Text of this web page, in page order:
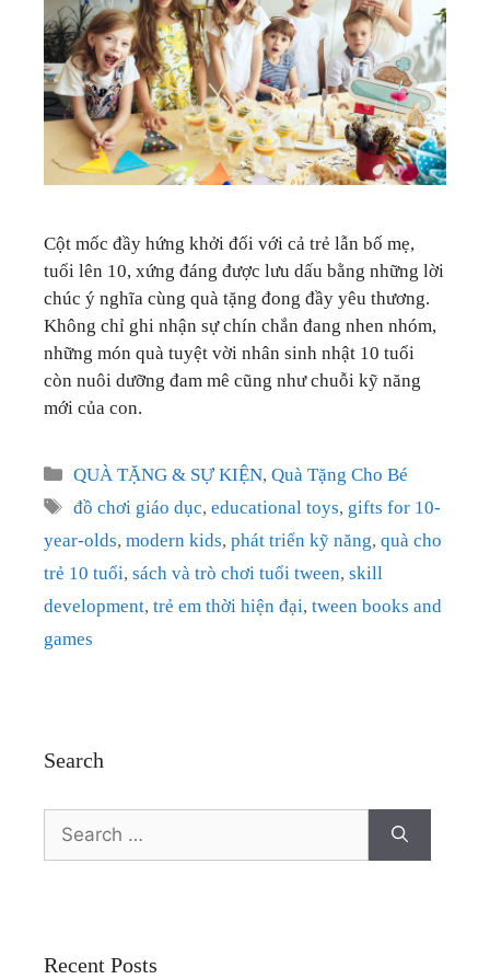
GIÁO DỤC
KỲ NGHỈ & ĐIỂM ĐẾN
QUÀ TẶNG & SỰ KIỆN
LIÊN HỆ
Cột mốc đầy hứng khởi đối với cả trẻ lẫn bố mẹ,
tuổi lên 10, xứng đáng được lưu dấu bằng những lời
chúc ý nghĩa cùng quà tặng đong đầy yêu thương.
Không chỉ ghi nhận sự chín chắn đang nhen nhóm,
những món quà tuyệt vời nhân sinh nhật 10 tuổi
còn nuôi dưỡng đam mê cũng như chuỗi kỹ năng
mới của con.
Categories
QUÀ TẶNG & SỰ KIỆN,Quà Tặng Cho Bé
Tags
đồ chơi giáo dục,educational toys, gifts for 10-
year-olds, modern kids, phát triển kỹ năng, quà cho
trẻ 10 tuổi, sách và trò chơi tuổi tween, skill
development, trẻ em thời hiện đại, tween books and
games
Search
Search
for:
Recent Posts